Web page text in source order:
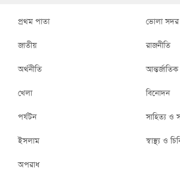
প্রথম পাতা ভোলা সদর
জাতীয় রাজনীতি
অর্থনীতি আন্তর্জাতিক
খেলা বিনোদন
পর্যটন সাহিত্য ও
ইসলাম স্বাস্থ্য ও
অপরাধ